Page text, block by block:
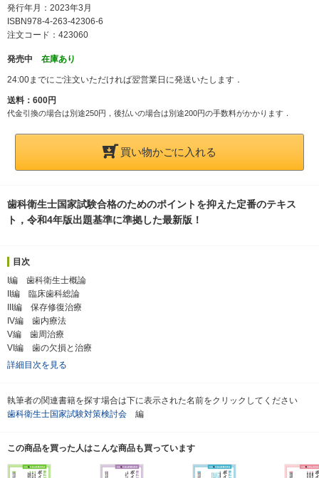
発行年月：2023年3月
ISBN978-4-263-42306-6
注文コード：423060
発売中 在庫あり
24:00までにご注文いただければ翌営業日に発送いたします．
送料：600円
代金引換の場合は別途250円，後払いの場合は別途200円の手数料がかかります．
買い物かごに入れる
歯科衛生士国家試験合格のためのポイントを抑えた定番のテキス
ト，令和4年版出題基準に準拠した最新版！
目次
I編 歯科衛生士概論
II編 臨床歯科総論
III編 保存修復治療
IV編 歯内療法
V編 歯周治療
VI編 歯の欠損と治療
詳細目次を見る
執筆者の関連書籍を探す場合は下に表示された名前をクリックしてください
歯科衛生士国家試験対策検討会 編
この商品を買った人はこんな商品も買っています